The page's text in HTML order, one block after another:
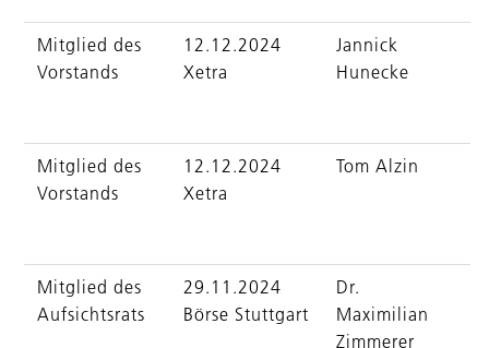
Mitglied des
Vorstands
12.12.2024
Xetra
Jannick
Hunecke
Mitglied des
Vorstands
12.12.2024
Xetra
Tom Alzin
Mitglied des
Aufsichtsrats
29.11.2024
Börse Stuttgart
Dr.
Maximilian
Zimmerer